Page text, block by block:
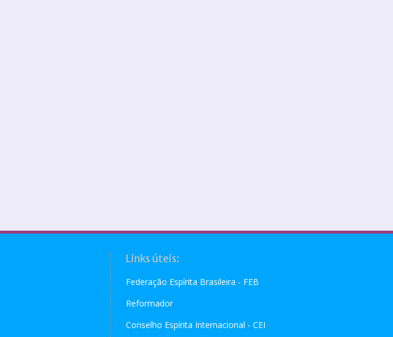
Links úteis:
Federação Espírita Brasileira - FEB
Reformador
Conselho Espírita Internacional - CEI